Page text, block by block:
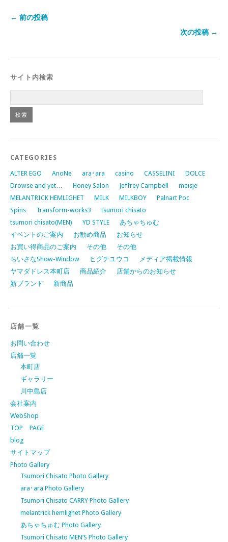
← 前の投稿
次の投稿 →
サイト内検索
CATEGORIES
ALTER EGO AnoNe ara･ara casino CASSELINI
DOLCE
Drowse and yet…
Honey Salon Jeffrey Campbell
meisje
MELANTRICK HEMLIGHET
MILK MILKBOY
Palnart Poc
Spins
Transform-works3
tsumori chisato
tsumori chisato(MEN)
YD STYLE
あちゃちゅむ
イベントのご案内
お勧め商品
お知らせ
お買い得商品のご案内
その他
その他
ちいさなShow-Window
ヒグチユウコ
メディア掲載情報
ヤマダドレス本町店
商品紹介
店舗からのお知らせ
新ブランド
新商品
店舗一覧
お問い合わせ
店舗一覧
本町店
ギャラリー
川中島店
会社案内
WebShop
TOP PAGE
blog
サイトマップ
Photo Gallery
Tsumori Chisato Photo Gallery
ara･ara Photo Gallery
Tsumori Chisato CARRY Photo Gallery
melantrick hemlighet Photo Gallery
あちゃちゅむ Photo Gallery
Tsumori Chisato MEN’S Photo Gallery